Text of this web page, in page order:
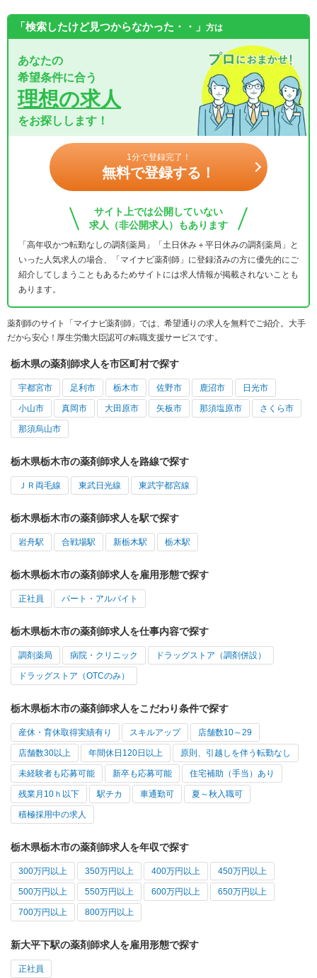
「検索したけど見つからなかった・・」 方は
あなたの
希望条件に合う
理想の求人
をお探しします！
1分で登録完了！
無料で登録する！
サイト上では公開していない
求人（非公開求人）もあります
「高年収かつ転勤なしの調剤薬局」「土日休み＋平日休みの調剤薬局」と
いった人気求人の場合、「マイナビ薬剤師」に登録済みの方に優先的にご
紹介してしまうこともあるためサイトには求人情報が掲載されないことも
あります。
薬剤師のサイト「マイナビ薬剤師」では、希望通りの求人を無料でご紹介。大手
だから安心！厚生労働大臣認可の転職支援サービスです。
栃木県の薬剤師求人を市区町村で探す
宇都宮市 足利市 栃木市 佐野市 鹿沼市 日光市
小山市 真岡市 大田原市 矢板市 那須塩原市 さくら市
那須烏山市
栃木県栃木市の薬剤師求人を路線で探す
ＪＲ両毛線 東武日光線 東武宇都宮線
栃木県栃木市の薬剤師求人を駅で探す
岩舟駅 合戦場駅 新栃木駅 栃木駅
栃木県栃木市の薬剤師求人を雇用形態で探す
正社員 パート・アルバイト
栃木県栃木市の薬剤師求人を仕事内容で探す
調剤薬局 病院・クリニック ドラッグストア（調剤併設）
ドラッグストア（OTCのみ）
栃木県栃木市の薬剤師求人をこだわり条件で探す
産休・育休取得実績有り スキルアップ 店舗数10～29
店舗数30以上 年間休日120日以上 原則、引越しを伴う転勤なし
未経験者も応募可能 新卒も応募可能 住宅補助（手当）あり
残業月10ｈ以下 駅チカ 車通勤可 夏～秋入職可
積極採用中の求人
栃木県栃木市の薬剤師求人を年収で探す
300万円以上 350万円以上 400万円以上 450万円以上
500万円以上 550万円以上 600万円以上 650万円以上
700万円以上 800万円以上
新大平下駅の薬剤師求人を雇用形態で探す
正社員